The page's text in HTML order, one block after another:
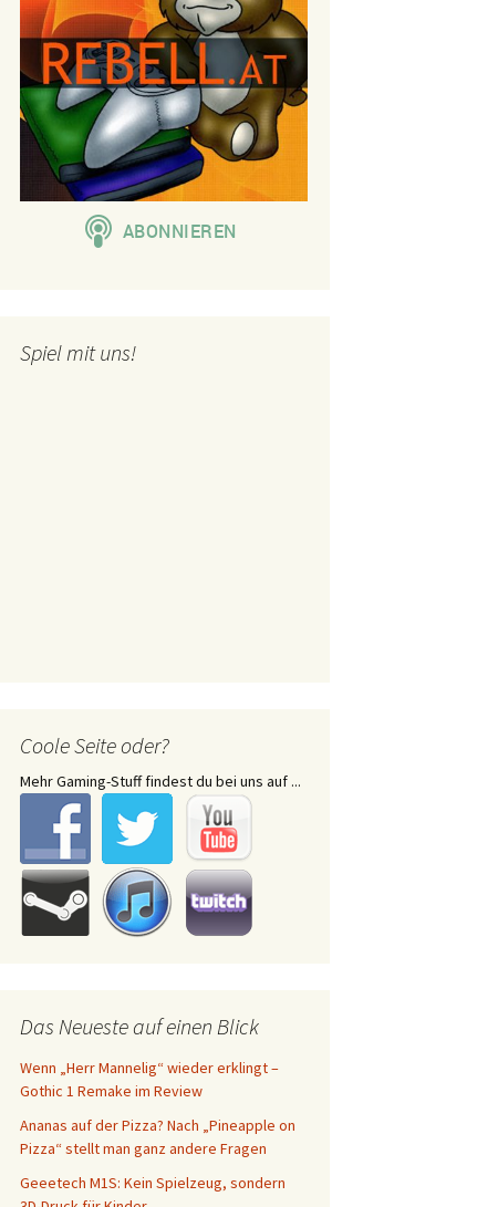
Spiel mit uns!
Coole Seite oder?
Mehr Gaming-Stuff findest du bei uns auf ...
Das Neueste auf einen Blick
Wenn „Herr Mannelig“ wieder erklingt –
Gothic 1 Remake im Review
Ananas auf der Pizza? Nach „Pineapple on
Pizza“ stellt man ganz andere Fragen
Geeetech M1S: Kein Spielzeug, sondern